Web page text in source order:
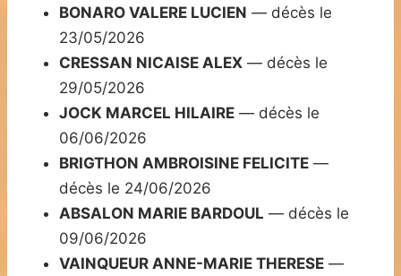
BONARO VALERE LUCIEN — décès le
23/05/2026
CRESSAN NICAISE ALEX — décès le
29/05/2026
JOCK MARCEL HILAIRE — décès le
06/06/2026
BRIGTHON AMBROISINE FELICITE —
décès le 24/06/2026
ABSALON MARIE BARDOUL — décès le
09/06/2026
VAINQUEUR ANNE-MARIE THERESE —